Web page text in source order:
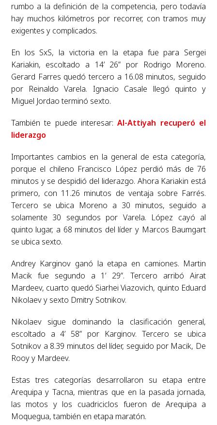
rumbo a la definición de la competencia, pero todavía
hay muchos kilómetros por recorrer, con tramos muy
exigentes y complicados.
En los SxS, la victoria en la etapa fue para Sergei
Kariakin, escoltado a 14’ 26” por Rodrigo Moreno.
Gerard Farres quedó tercero a 16.08 minutos, seguido
por Reinaldo Varela. Ignacio Casale llegó quinto y
Miguel Jordao terminó sexto.
También te puede interesar:Al-Attiyah recuperó el
liderazgo
Importantes cambios en la general de esta categoría,
porque el chileno Francisco López perdió más de 76
minutos y se despidió del liderazgo. Ahora Kariakin está
primero, con 11.26 minutos de ventaja sobre Farrés.
Tercero se ubica Moreno a 30 minutos, seguido a
solamente 30 segundos por Varela. López cayó al
quinto lugar, a 68 minutos del líder y Marcos Baumgart
se ubica sexto.
Andrey Karginov ganó la etapa en camiones. Martin
Macik fue segundo a 1’ 29”. Tercero arribó Airat
Mardeev, cuarto quedó Siarhei Viazovich, quinto Eduard
Nikolaev y sexto Dmitry Sotnikov.
Nikolaev sigue dominando la clasificación general,
escoltado a 4’ 58” por Karginov. Tercero se ubica
Sotnikov a 8.39 minutos del líder, seguido por Macik, De
Rooy y Mardeev.
Estas tres categorías desarrollaron su etapa entre
Arequipa y Tacna, mientras que en la pasada jornada,
las motos y los cuadriciclos fueron de Arequipa a
Moquegua, también en etapa maratón.